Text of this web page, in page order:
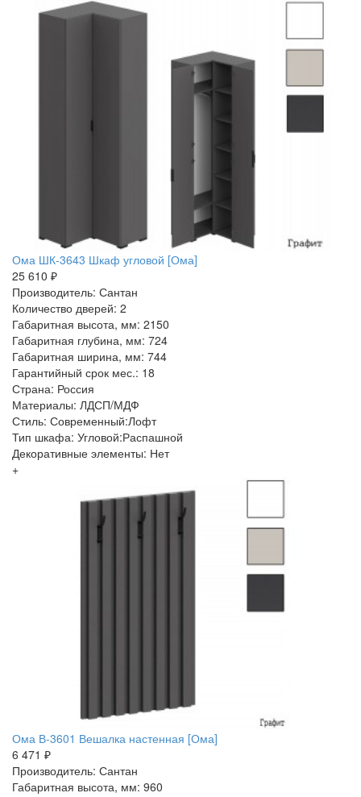
Ома ШК-3643 Шкаф угловой [Ома]
25 610 ₽
Производитель: Сантан
Количество дверей: 2
Габаритная высота, мм: 2150
Габаритная глубина, мм: 724
Габаритная ширина, мм: 744
Гарантийный срок мес.: 18
Страна: Россия
Материалы: ЛДСП/МДФ
Стиль: Современный:Лофт
Тип шкафа: Угловой:Распашной
Декоративные элементы: Нет
+
Ома В-3601 Вешалка настенная [Ома]
6 471 ₽
Производитель: Сантан
Габаритная высота, мм: 960